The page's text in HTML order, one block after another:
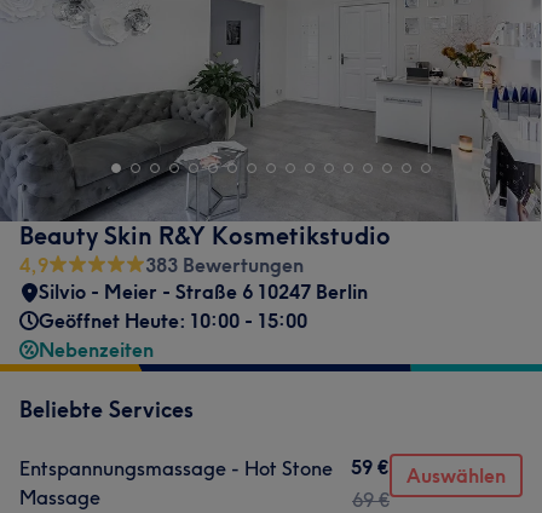
Beauty Skin R&Y Kosmetikstudio
4,9
383 Bewertungen
Silvio - Meier - Straße 6 10247 Berlin
Geöffnet Heute: 10:00 - 15:00
Nebenzeiten
Beliebte Services
Entspannungsmassage - Hot Stone
Massage
59 €
69 €
Auswählen